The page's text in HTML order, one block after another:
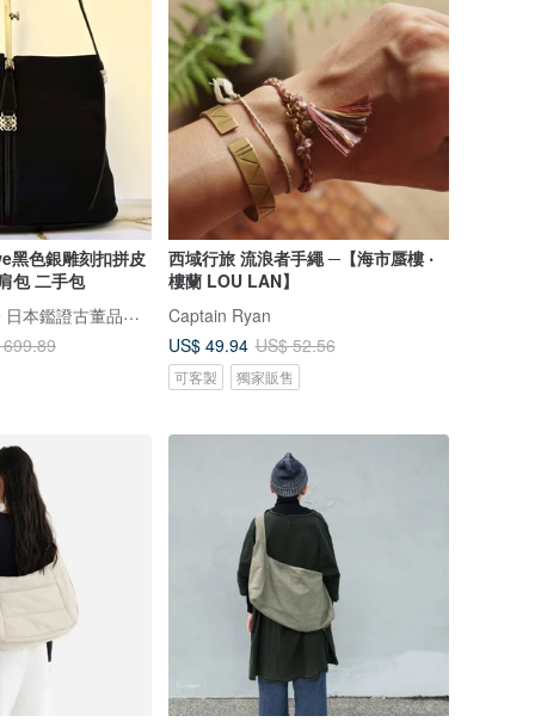
黑色銀雕刻扣拼皮
包 二手包
LA LUNE Vintage 日本鑑證古董品選物店
西域行旅 流浪者手繩 ─【海市蜃樓 ‧
樓蘭 LOU LAN】
Captain Ryan
US$ 49.94 US$ 52.56
可客製 獨家販售